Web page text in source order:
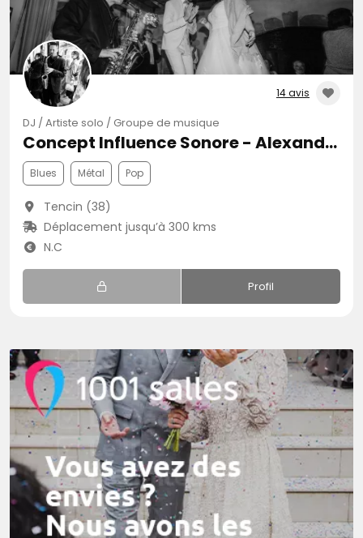
14 avis
DJ / Artiste solo / Groupe de musique
Concept Influence Sonore - Alexandre Buczek
Blues Métal Pop
Tencin (38)
Déplacement jusqu’à 300 kms
N.C
Profil